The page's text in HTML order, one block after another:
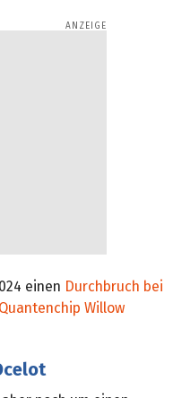
einen Durchbruch bei
Willow